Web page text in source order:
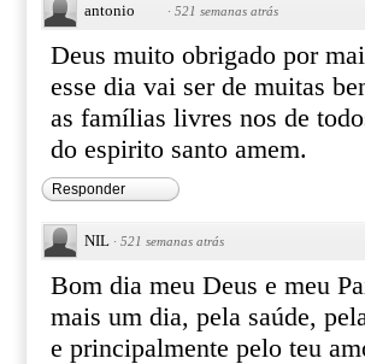
antonio · 521 semanas atrás
Deus muito obrigado por
esse dia vai ser de muitas
as famílias livres nos de
do espirito santo amem.
Responder
NIL · 521 semanas atrás
Bom dia meu Deus e meu
mais um dia, pela saúde,
e principalmente pelo teu